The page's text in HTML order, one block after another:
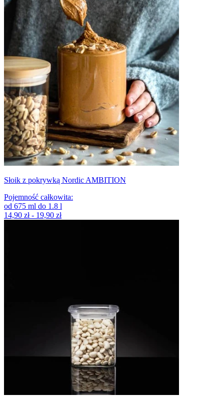
Słoik z pokrywką Nordic AMBITION
Pojemność całkowita:
od 675 ml do 1.8 l
14,90 zł - 19,90 zł